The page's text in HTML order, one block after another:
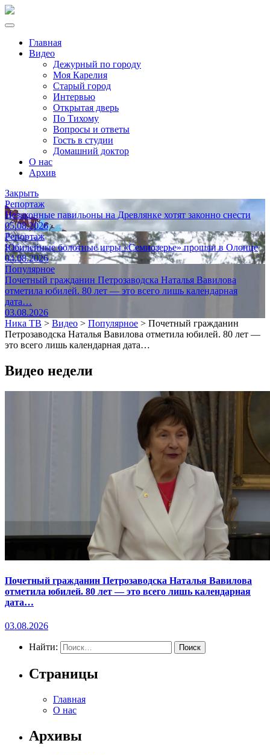
Главная
Видео
Дежурный по городу
Моя Карелия
Старый город
Интервью
Открытая дверь
По Тихому
Вопросы и ответы
Гость в студии
Домашний доктор
О нас
Архив
Закрыть
Репортаж
Незаконные павильоны на Древлянке хотят законно снести
05.08.2026
Репортаж
Юбилейные болотные игры «Семиозерье» прошли в Олонце
04.08.2026
Популярное
Почетный гражданин Петрозаводска Наталья Вавилова
отметила юбилей. 80 лет — это всего лишь календарная
дата…
03.08.2026
Ника ТВ > Видео > Популярное > Почетный гражданин
Петрозаводска Наталья Вавилова отметила юбилей. 80 лет —
это всего лишь календарная дата…
Видео недели
Почетный гражданин Петрозаводска Наталья Вавилова
отметила юбилей. 80 лет — это всего лишь календарная
дата…
03.08.2026
Найти:
Страницы
Главная
О нас
Архивы